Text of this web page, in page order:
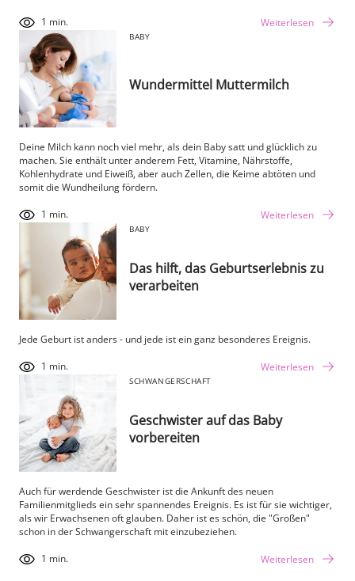
Weiterlesen
1 min.
BABY
Wundermittel Muttermilch
Deine Milch kann noch viel mehr, als dein Baby satt und glücklich zu
machen. Sie enthält unter anderem Fett, Vitamine, Nährstoffe,
Kohlenhydrate und Eiweiß, aber auch Zellen, die Keime abtöten und
somit die Wundheilung fördern.
Weiterlesen
1 min.
BABY
Das hilft, das Geburtserlebnis zu
verarbeiten
Jede Geburt ist anders - und jede ist ein ganz besonderes Ereignis.
Weiterlesen
1 min.
SCHWANGERSCHAFT
Geschwister auf das Baby
vorbereiten
Auch für werdende Geschwister ist die Ankunft des neuen
Familienmitglieds ein sehr spannendes Ereignis. Es ist für sie wichtiger,
als wir Erwachsenen oft glauben. Daher ist es schön, die "Großen"
schon in der Schwangerschaft mit einzubeziehen.
Weiterlesen
1 min.